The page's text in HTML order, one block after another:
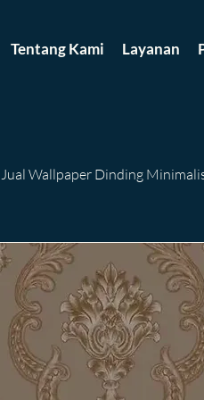
Tentang Kami Layanan
Jual Wallpaper Dinding